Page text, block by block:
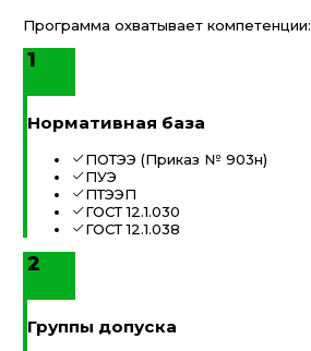
Программа охватывает компетенции:
1
Нормативная база
ПОТЭЭ (Приказ № 903н)
ПУЭ
ПТЭЭП
ГОСТ 12.1.030
ГОСТ 12.1.038
2
Группы допуска